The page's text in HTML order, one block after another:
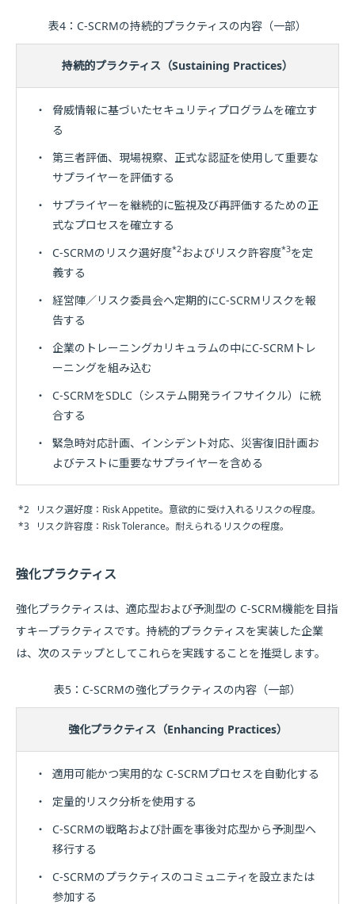
表4：C-SCRMの持続的プラクティスの内容（一部）
持続的プラクティス（Sustaining Practices）
・
脅威情報に基づいたセキュリティプログラムを確立す
る
・
第三者評価、現場視察、正式な認証を使用して重要な
サプライヤーを評価する
・
サプライヤーを継続的に監視及び再評価するための正
式なプロセスを確立する
・
C-SCRMのリスク選好度*2およびリスク許容度*3を定
義する
・
経営陣／リスク委員会へ定期的にC-SCRMリスクを報
告する
・
企業のトレーニングカリキュラムの中にC-SCRMトレ
ーニングを組み込む
・
C-SCRMをSDLC（システム開発ライフサイクル）に統
合する
・
緊急時対応計画、インシデント対応、災害復旧計画お
よびテストに重要なサプライヤーを含める
*2
リスク選好度：Risk Appetite。意欲的に受け入れるリスクの程度。
*3
リスク許容度：Risk Tolerance。耐えられるリスクの程度。
強化プラクティス
強化プラクティスは、適応型および予測型の C-SCRM機能を目指
すキープラクティスです。持続的プラクティスを実装した企業
は、次のステップとしてこれらを実践することを推奨します。
表5：C-SCRMの強化プラクティスの内容（一部）
強化プラクティス（Enhancing Practices）
・
適用可能かつ実用的な C-SCRMプロセスを自動化する
・
定量的リスク分析を使用する
・
C-SCRMの戦略および計画を事後対応型から予測型へ
移行する
・
C-SCRMのプラクティスのコミュニティを設立または
参加する